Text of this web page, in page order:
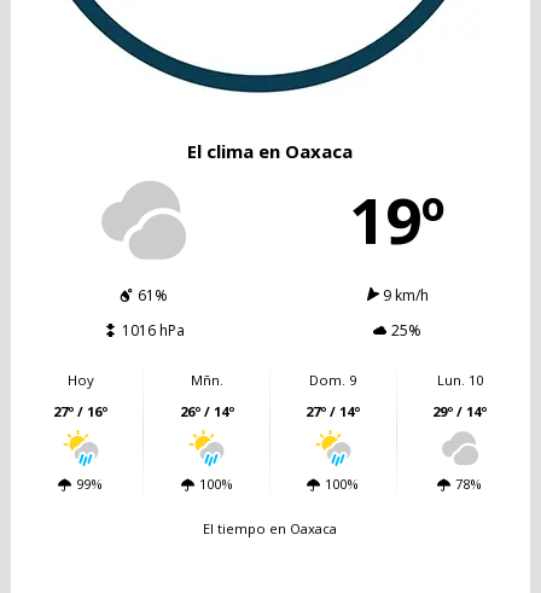
El clima en Oaxaca
19º
61%
9 km/h
1016 hPa
25%
Hoy
27º / 16º
99%
Mñn.
26º / 14º
100%
Dom. 9
27º / 14º
100%
Lun. 10
29º / 14º
78%
El tiempo en Oaxaca